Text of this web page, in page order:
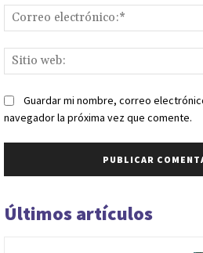
Guardar mi nombre, correo
navegador la próxima vez que comente.
Últimos artículos